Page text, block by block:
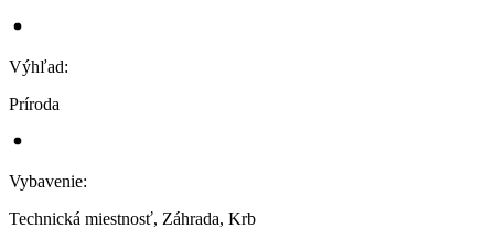
Výhľad:
Príroda
Vybavenie:
Technická miestnosť, Záhrada, Krb